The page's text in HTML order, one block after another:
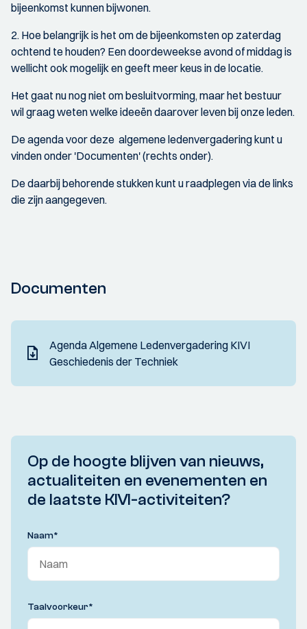
bijeenkomst kunnen bijwonen.
2. Hoe belangrijk is het om de bijeenkomsten op zaterdag
ochtend te houden? Een doordeweekse avond of middag is
wellicht ook mogelijk en geeft meer keus in de locatie.
Het gaat nu nog niet om besluitvorming, maar het bestuur
wil graag weten welke ideeën daarover leven bij onze leden.
De agenda voor deze algemene ledenvergadering kunt u
vinden onder 'Documenten' (rechts onder).
De daarbij behorende stukken kunt u raadplegen via de links
die zijn aangegeven.
Documenten
Agenda Algemene Ledenvergadering KIVI
Geschiedenis der Techniek
Op de hoogte blijven van nieuws,
actualiteiten en evenementen en
de laatste KIVI-activiteiten?
Naam*
Taalvoorkeur*